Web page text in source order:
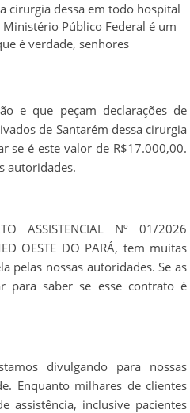
cirurgia dessa em todo hospital
Público Federal é um
é verdade, senhores
e que peçam declarações de
de Santarém dessa cirurgia
se é este valor de R$17.000,00.
autoridades.
ASSISTENCIAL Nº 01/2026
OESTE DO PARÁ, tem muitas
pelas nossas autoridades. Se as
para saber se esse contrato é
divulgando para nossas
Enquanto milhares de clientes
assistência, inclusive pacientes